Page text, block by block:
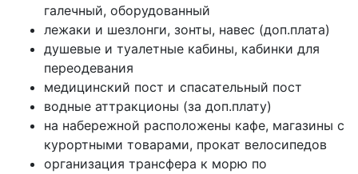
галечный, оборудованный
лежаки и шезлонги, зонты, навес (доп.плата)
душевые и туалетные кабины, кабинки для
переодевания
медицинский пост и спасательный пост
водные аттракционы (за доп.плату)
на набережной расположены кафе, магазины с
курортными товарами, прокат велосипедов
организация трансфера к морю по